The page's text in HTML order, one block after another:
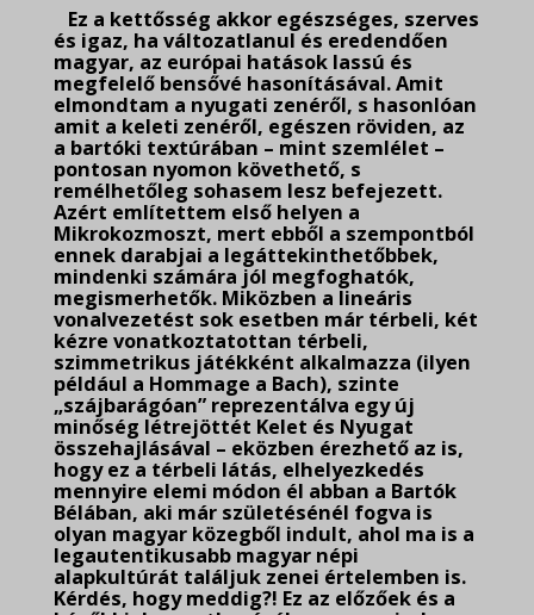
Ez a kettősség akkor egészséges, szerves
és igaz, ha változatlanul és eredendően
magyar, az európai hatások lassú és
megfelelő bensővé hasonításával. Amit
elmondtam a nyugati zenéről, s hasonlóan
amit a keleti zenéről, egészen röviden, az
a bartóki textúrában – mint szemlélet –
pontosan nyomon követhető, s
remélhetőleg sohasem lesz befejezett.
Azért említettem első helyen a
Mikrokozmoszt, mert ebből a szempontból
ennek darabjai a legáttekinthetőbbek,
mindenki számára jól megfoghatók,
megismerhetők. Miközben a lineáris
vonalvezetést sok esetben már térbeli, két
kézre vonatkoztatottan térbeli,
szimmetrikus játékként alkalmazza (ilyen
például a Hommage a Bach), szinte
„szájbarágóan” reprezentálva egy új
minőség létrejöttét Kelet és Nyugat
összehajlásával – eközben érezhető az is,
hogy ez a térbeli látás, elhelyezkedés
mennyire elemi módon él abban a Bartók
Bélában, aki már születésénél fogva is
olyan magyar közegből indult, ahol ma is a
legautentikusabb magyar népi
alapkultúrát találjuk zenei értelemben is.
Kérdés, hogy meddig?! Ez az előzőek és a